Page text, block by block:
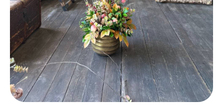
индивидуальную
предложение
Ответьте на 3 вопроса
и получите